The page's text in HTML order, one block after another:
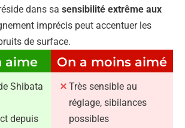
dans sa sensibilité extrême aux
imprécis peut accentuer les
de surface.
aime
Shibata
depuis
On a moins aimé
Très sensible au
réglage, sibilances
possibles